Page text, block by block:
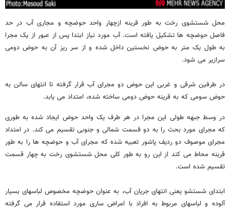
محل شستشوی رخت به طور قرینه ازچهار واحد حوضچه و مجاری آب در حد
فاصل حوضچه ها تشکیل یافته است. آب مورد نیاز ابتدا پس از عبور از یک مجرا
به طول یک متر به حوض نخستین داخل شده و از سر ریز آن به حوض دومی
سرازیر می شود.
در طرفین شرقی و غربی این حوض دو مجرای آب قرار گرفته تا انتهای سالن به
حوض سومی که به قرینه حوض دومی ساخته شده، امتداد می یابد.
در وسط جبهه طولی این مجرا در هر طرف یک واحد حوض ایجاد شده به طوری
که مجرای مورد بحث را به دو قسمت شمالی و جنوبی تقسیم می کند. در امتداد
مجرای موصوف دو ردیف پاشور تعبیه شده که مجرای آب و حوضچه ها را به طور
قرینه محاط می کند از این رو به طور کلی محل شستشوی رخت به چهار قسمت
تقسیم شده است.
ابتدای شستشو یعنی انتهای جریان آب، به عنوان حوضچه مخصوص لباسهای بسیار
آلوده و لباسهای مربوط به افراد با امراض ساری مورد استفاده قرار می گرفته